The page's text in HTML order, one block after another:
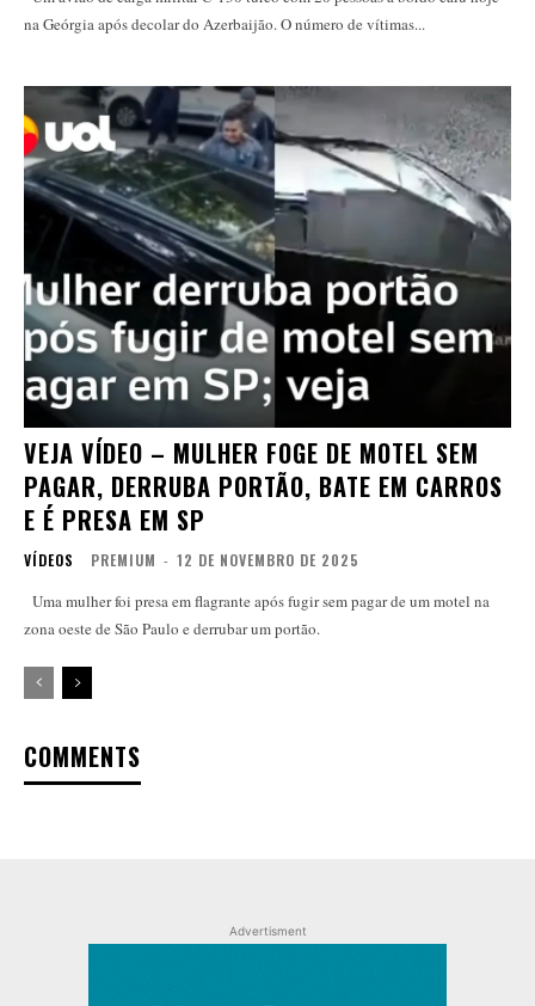
na Geórgia após decolar do Azerbaijão. O número de vítimas...
VEJA VÍDEO – MULHER FOGE DE MOTEL SEM
PAGAR, DERRUBA PORTÃO, BATE EM CARROS
E É PRESA EM SP
VÍDEOS PREMIUM - 12 DE NOVEMBRO DE 2025
zona oeste de São Paulo e derrubar um portão.
COMMENTS
Advertisment